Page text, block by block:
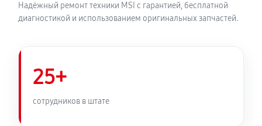
Надёжный ремонт техники MSI с гарантией, бесплатной
диагностикой и использованием оригинальных запчастей.
25+
сотрудников в штате